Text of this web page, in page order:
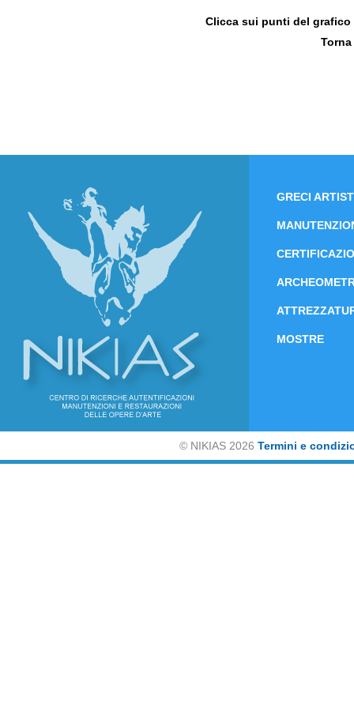
Clicca sui punti del
GRECI
MOSTRE
©NIKIAS 2026 Termini e